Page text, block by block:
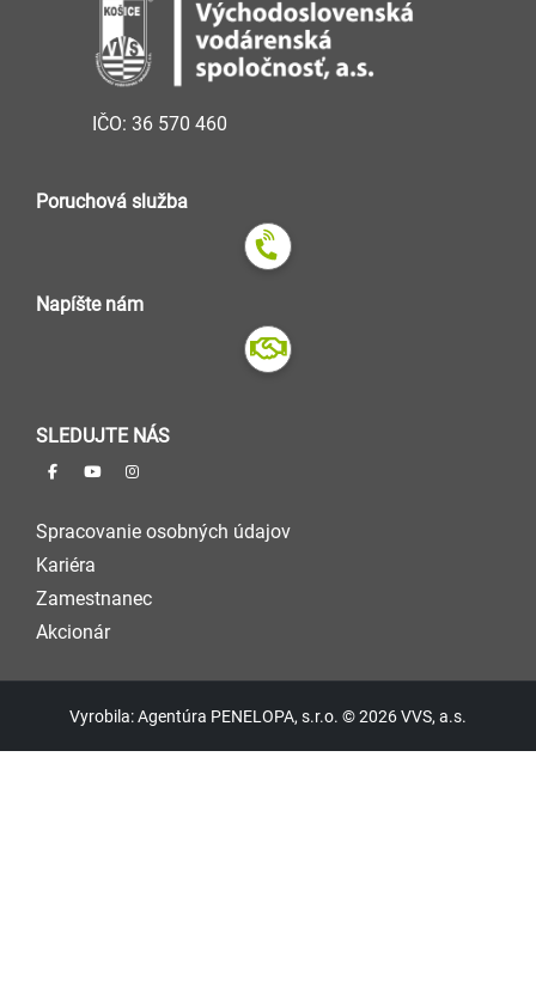
IČO: 36 570 460
Poruchová služba
Napíšte nám
SLEDUJTE NÁS
Spracovanie osobných údajov
Kariéra
Zamestnanec
Akcionár
Vyrobila: Agentúra PENELOPA, s.r.o. © 2026 VVS, a.s.